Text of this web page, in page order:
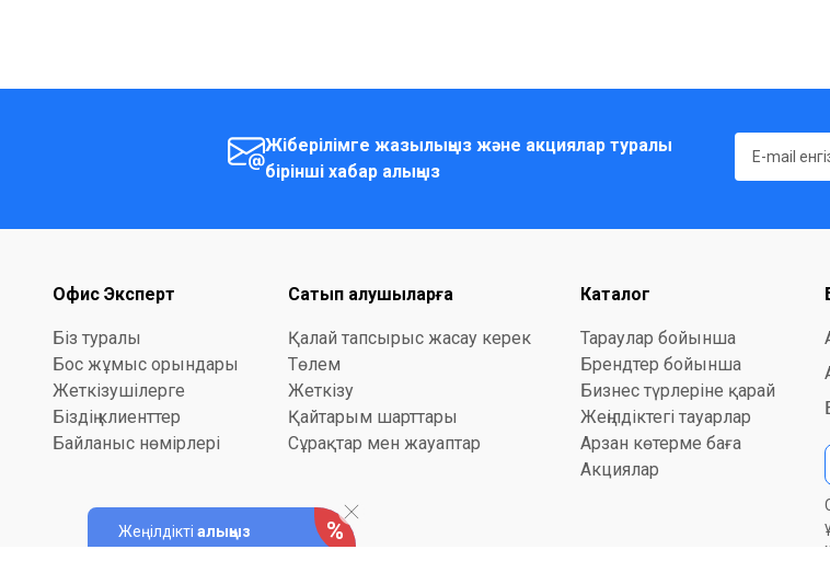
Жіберілімге жазылыңыз және акциялар туралы
бірінші хабар алыңыз
Жеңілдікті алыңыз
Офис Эксперт
Біз туралы
Бос жұмыс орындары
Жеткізушілерге
Біздің клиенттер
Байланыс нөмірлері
Сатып алушыларға
Қалай тапсырыс жасау керек
Төлем
Жеткізу
Қайтарым шарттары
Сұрақтар мен жауаптар
Каталог
Тараулар бойынша
Брендтер бойынша
Бизнес түрлеріне қарай
Жеңілдіктегі тауарлар
Арзан көтерме баға
Акциялар